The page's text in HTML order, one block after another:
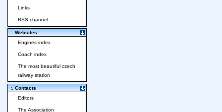
Links
RSS channel
:. Websites
Engines index
Coach index
The most beautiful czech
railway station
:. Contacts
Editors
The Association